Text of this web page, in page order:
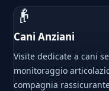
👴
Cani Anziani
Visite dedicate a cani
monitoraggio
compagnia